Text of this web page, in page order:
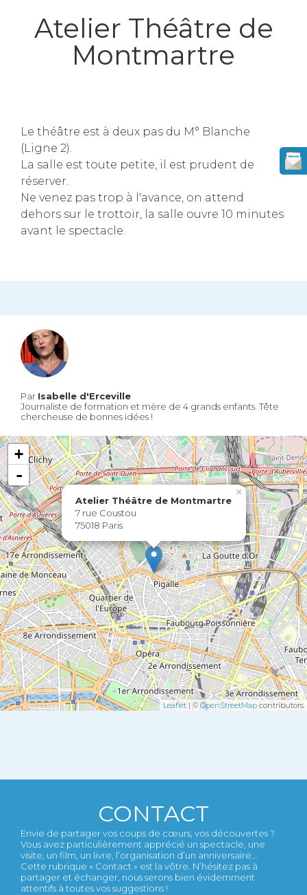
Atelier Théâtre de
Montmartre
Le théâtre est à deux pas du M° Blanche
(Ligne 2).
La salle est toute petite, il est prudent de
réserver.
Ne venez pas trop à l'avance, on attend
dehors sur le trottoir, la salle ouvre 10 minutes
avant le spectacle.
Par Isabelle d'Erceville
Journaliste de formation et mère de 4 grands enfants. Tête
chercheuse de bonnes idées !
×
Atelier Théâtre de Montmartre
7 rue Coustou
75018 Paris
+
-
Leaflet| © OpenStreetMap contributors
CONTACT
Envie de partager vos coups de cœurs, vos découvertes ?
Vous avez particulièrement apprécié un spectacle, une
visite, un film, un livre, l’organisation d’un anniversaire...
Cette rubrique « Contact » est la vôtre. N’hésitez pas à
partager et échanger, nous serons bien évidemment
attentifs à toutes vos suggestions !